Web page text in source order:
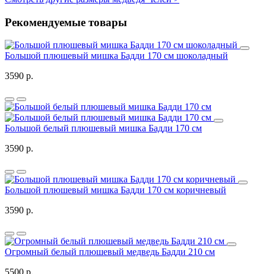
Рекомендуемые товары
Большой плюшевый мишка Бадди 170 см шоколадный
3590 р.
Большой белый плюшевый мишка Бадди 170 см
3590 р.
Большой плюшевый мишка Бадди 170 см коричневый
3590 р.
Огромный белый плюшевый медведь Бадди 210 см